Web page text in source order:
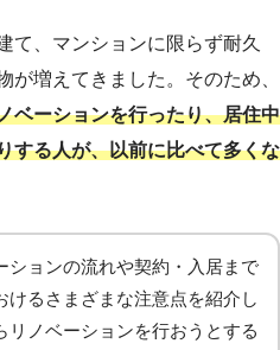
て、マンションに限らず耐久
増えてきました。そのため、
ベーションを行ったり、居住中
する人が、以前に比べて多くな
ションの流れや契約・入居まで
けるさまざまな注意点を紹介し
リノベーションを行おうとする